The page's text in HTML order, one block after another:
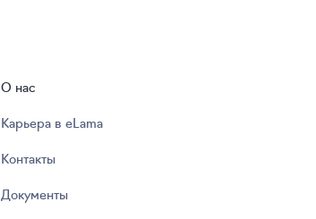
О нас
Карьера в eLama
Контакты
Документы